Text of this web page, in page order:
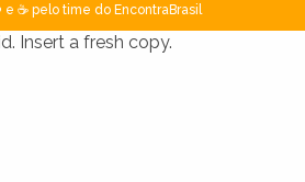
☕ pelo time do EncontraBrasil
Insert a fresh copy.